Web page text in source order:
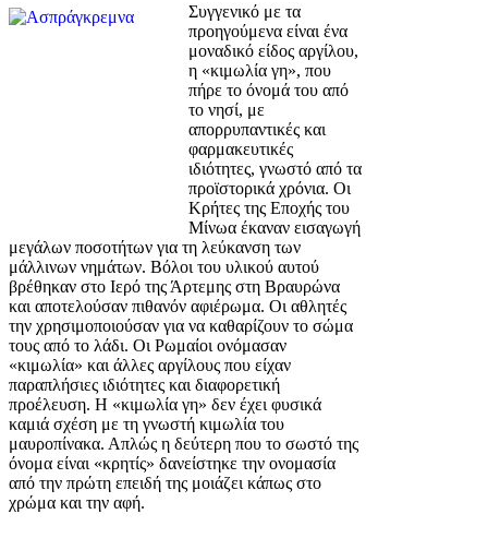
Συγγενικό με τα
προηγούμενα είναι ένα
μοναδικό είδος αργίλου,
η «κιμωλία γη», που
πήρε το όνομά του από
το νησί, με
απορρυπαντικές και
φαρμακευτικές
ιδιότητες, γνωστό από τα
προϊστορικά χρόνια. Οι
Κρήτες της Εποχής του
Μίνωα έκαναν εισαγωγή
μεγάλων ποσοτήτων για τη λεύκανση των
μάλλινων νημάτων. Βόλοι του υλικού αυτού
βρέθηκαν στο Ιερό της Άρτεμης στη Βραυρώνα
και αποτελούσαν πιθανόν αφιέρωμα. Οι αθλητές
την χρησιμοποιούσαν για να καθαρίζουν το σώμα
τους από το λάδι. Οι Ρωμαίοι ονόμασαν
«κιμωλία» και άλλες αργίλους που είχαν
παραπλήσιες ιδιότητες και διαφορετική
προέλευση. Η «κιμωλία γη» δεν έχει φυσικά
καμιά σχέση με τη γνωστή κιμωλία του
μαυροπίνακα. Απλώς η δεύτερη που το σωστό της
όνομα είναι «κρητίς» δανείστηκε την ονομασία
από την πρώτη επειδή της μοιάζει κάπως στο
χρώμα και την αφή.